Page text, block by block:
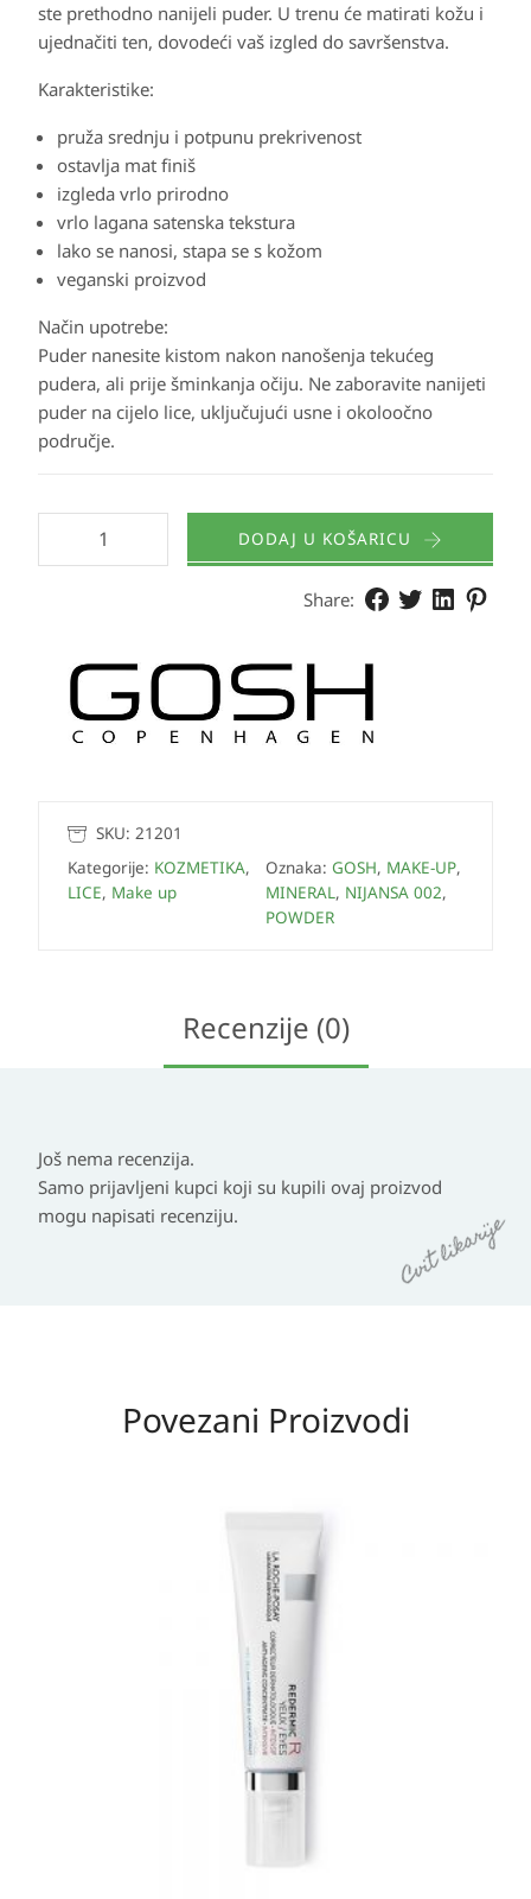
ste prethodno nanijeli puder. U trenu će matirati kožu i
ujednačiti ten, dovodeći vaš izgled do savršenstva.
Karakteristike:
pruža srednju i potpunu prekrivenost
ostavlja mat finiš
izgleda vrlo prirodno
vrlo lagana satenska tekstura
lako se nanosi, stapa se s kožom
veganski proizvod
Način upotrebe:
Puder nanesite kistom nakon nanošenja tekućeg
pudera, ali prije šminkanja očiju. Ne zaboravite nanijeti
puder na cijelo lice, uključujući usne i okoloočno
područje.
DODAJ U KOŠARICU
Share:
SKU: 21201
Kategorije: KOZMETIKA,
LICE, Make up
Oznaka: GOSH, MAKE-UP,
MINERAL, NIJANSA 002,
POWDER
Recenzije (0)
Još nema recenzija.
Samo prijavljeni kupci koji su kupili ovaj proizvod
mogu napisati recenziju.
Povezani Proizvodi